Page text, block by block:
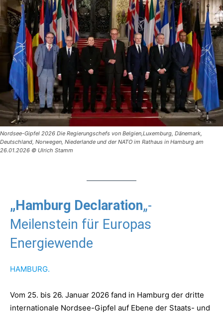
Nordsee-Gipfel 2026 Die Regierungschefs von Belgien,Luxemburg, Dänemark,
Deutschland, Norwegen, Niederlande und der NATO im Rathaus in Hamburg am
26.01.2026 © Ulrich Stamm
„Hamburg Declaration„-
Meilenstein für Europas
Energiewende
HAMBURG.
Vom 25. bis 26. Januar 2026 fand in Hamburg der dritte
internationale Nordsee-Gipfel auf Ebene der Staats- und